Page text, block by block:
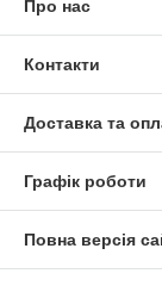
Про нас
Контакти
Доставка та
Графік роботи
Повна версія